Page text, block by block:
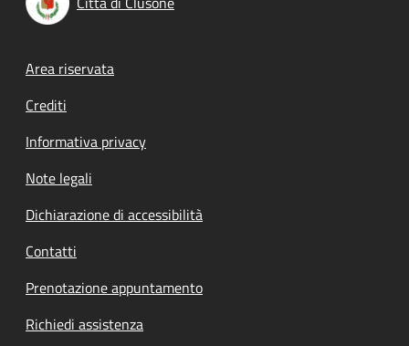
Footer menu
Area riservata
Crediti
Informativa privacy
Note legali
Dichiarazione di accessibilità
Contatti
Prenotazione appuntamento
Richiedi assistenza